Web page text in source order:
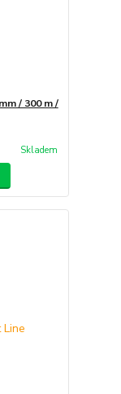
/ 300 m /
Skladem